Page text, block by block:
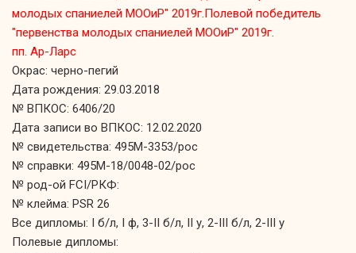
молодых спаниелей МООиР" 2019г.Полевой победитель
"первенства молодых спаниелей МООиР" 2019г.
пп. Ар-Ларс
Окрас: черно-пегий
Дата рождения: 29.03.2018
№ ВПКОС: 6406/20
Дата записи во ВПКОС: 12.02.2020
№ свидетельства: 495М-3353/рос
№ справки: 495М-18/0048-02/рос
№ род-ой FCI/РКФ:
№ клейма: PSR 26
Все дипломы: I б/л, I ф, 3-II б/л, II у, 2-III б/л, 2-III у
Полевые дипломы: